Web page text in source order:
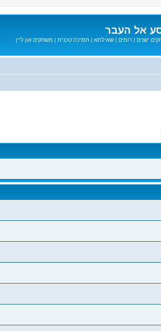
אל העבר
ישנים | רומים | שאילתא | תמיכה טכנית | משחקים און ליין